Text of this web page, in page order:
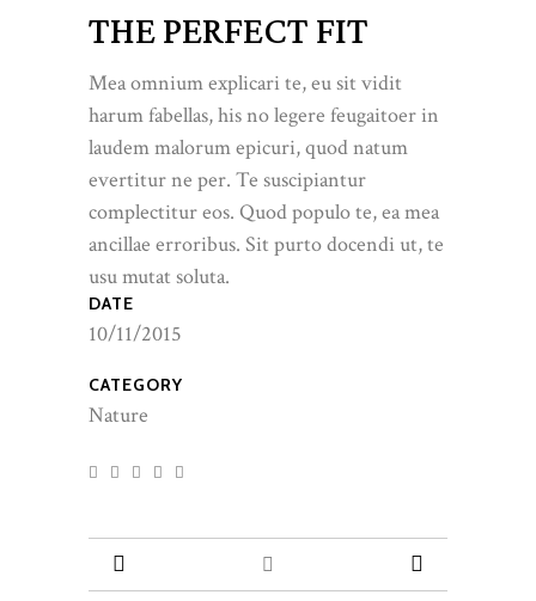
THE PERFECT FIT
Mea omnium explicari te, eu sit vidit
harum fabellas, his no legere feugaitoer in
laudem malorum epicuri, quod natum
evertitur ne per. Te suscipiantur
complectitur eos. Quod populo te, ea mea
ancillae erroribus. Sit purto docendi ut, te
usu mutat soluta.
DATE
10/11/2015
CATEGORY
Nature